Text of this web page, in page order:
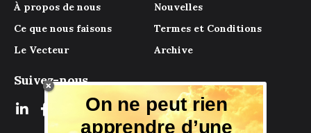
À propos de nous
Ce que nous faisons
Le Vecteur
Nouvelles
Termes et Conditions
Archive
Suivez-nous
On ne peut rien
apprendre d’une